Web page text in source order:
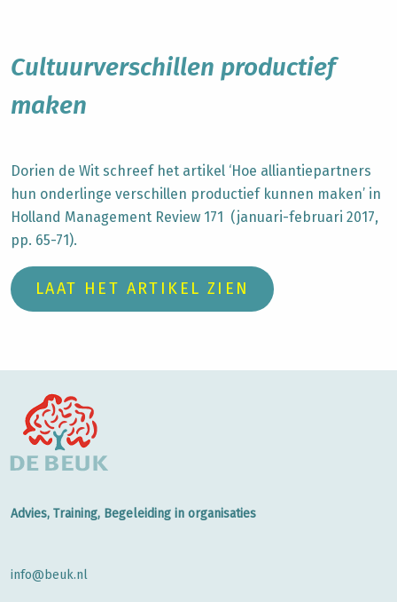
Cultuurverschillen productief
maken
Dorien de Wit schreef het artikel ‘Hoe alliantiepartners
hun onderlinge verschillen productief kunnen maken’ in
Holland Management Review 171 (januari-februari 2017,
pp. 65-71).
LAAT HET ARTIKEL ZIEN
Advies, Training, Begeleiding in organisaties
info@beuk.nl